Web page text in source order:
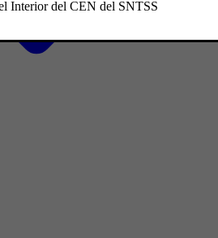
Interior del CEN del SNTSS